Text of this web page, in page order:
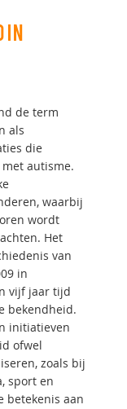
IN
de term
als
die
autisme.
waarbij
wordt
Het
van
in
vijf jaar tijd
bekendheid.
initiatieven
ofwel
zoals bij
sport en
betekenis aan